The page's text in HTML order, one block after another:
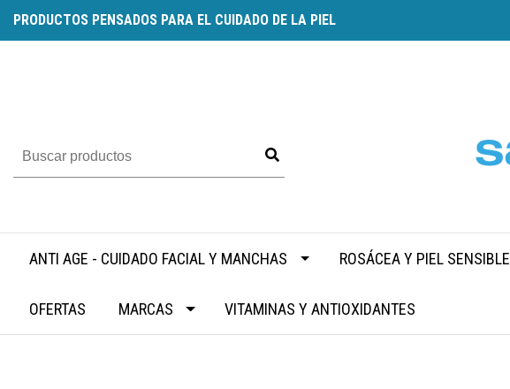
PRODUCTOS PENSADOS PARA EL CUIDADO DE LA PIEL
ANTI AGE - CUIDADO FACIAL Y MANCHAS ROSÁCEA Y PIEL SENSIBLE
OFERTAS MARCAS VITAMINAS Y ANTIOXIDANTES